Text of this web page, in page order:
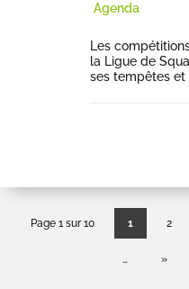
Agenda
Les
la Ligue de
ses tempêtes et
Page 1 sur 10 1 2
… »